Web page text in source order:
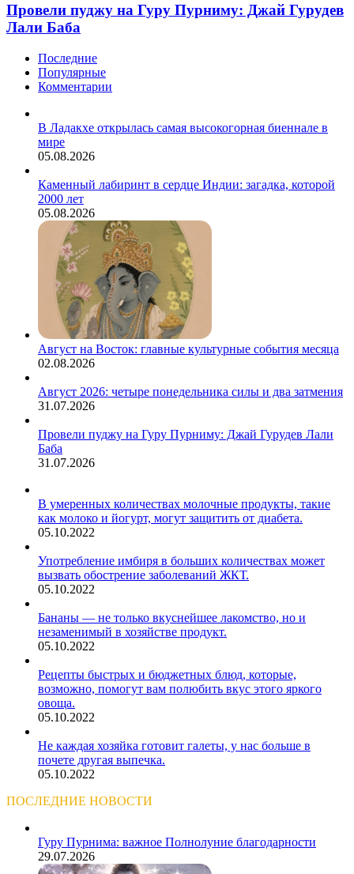
Провели пуджу на Гуру Пурниму: Джай Гурудев
Лали Баба
Последние
Популярные
Комментарии
В Ладакхе открылась самая высокогорная биеннале в
мире
05.08.2026
Каменный лабиринт в сердце Индии: загадка, которой
2000 лет
05.08.2026
Август на Восток: главные культурные события месяца
02.08.2026
Август 2026: четыре понедельника силы и два затмения
31.07.2026
Провели пуджу на Гуру Пурниму: Джай Гурудев Лали
Баба
31.07.2026
В умеренных количествах молочные продукты, такие
как молоко и йогурт, могут защитить от диабета.
05.10.2022
Употребление имбиря в больших количествах может
вызвать обострение заболеваний ЖКТ.
05.10.2022
Бананы — не только вкуснейшее лакомство, но и
незаменимый в хозяйстве продукт.
05.10.2022
Рецепты быстрых и бюджетных блюд, которые,
возможно, помогут вам полюбить вкус этого яркого
овоща.
05.10.2022
Не каждая хозяйка готовит галеты, у нас больше в
почете другая выпечка.
05.10.2022
ПОСЛЕДНИЕ НОВОСТИ
Гуру Пурнима: важное Полнолуние благодарности
29.07.2026